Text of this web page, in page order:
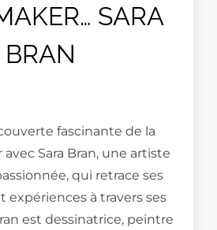
SARA
BRAN
fascinante de la
Sara Bran, une artiste
qui retrace ses
expériences à travers ses
est dessinatrice, peintre